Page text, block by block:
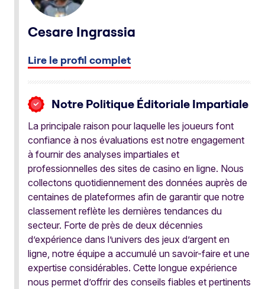
Cesare Ingrassia
Lire le profil complet
Notre Politique Éditoriale Impartiale
La principale raison pour laquelle les joueurs font
confiance à nos évaluations est notre engagement
à fournir des analyses impartiales et
professionnelles des sites de casino en ligne. Nous
collectons quotidiennement des données auprès de
centaines de plateformes afin de garantir que notre
classement reflète les dernières tendances du
secteur. Forte de près de deux décennies
d’expérience dans l’univers des jeux d’argent en
ligne, notre équipe a accumulé un savoir-faire et une
expertise considérables. Cette longue expérience
nous permet d’offrir des conseils fiables et pertinents